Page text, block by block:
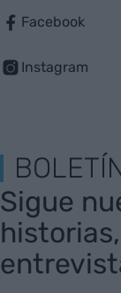
Facebook
Instagram
Sigue